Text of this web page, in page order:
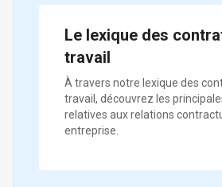
Le lexique des
travail
À travers notre lexique des
travail, découvrez les
relatives aux relations
entreprise.